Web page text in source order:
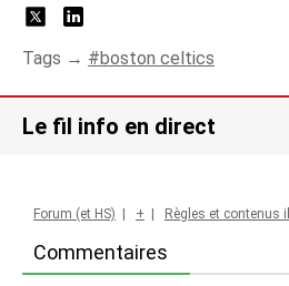
Tags → boston celtics
Le fil info en direct
Commentaires
Forum (et HS) + Règles et contenus